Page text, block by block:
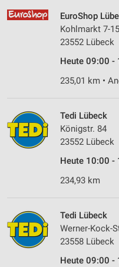
EuroShop
Kohlmarkt 7-15
23552 Lübeck
Heute 09:00 -
235,01 km •
Tedi Lübeck
Königstr. 84
23552 Lübeck
Heute 10:00 -
234,93 km
Tedi Lübeck
Werner-Kock-
23558 Lübeck
Heute 09:00 -